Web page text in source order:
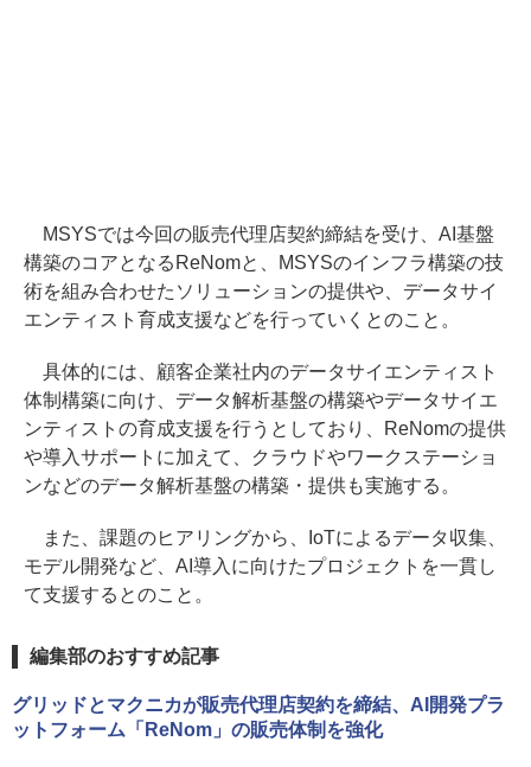
MSYSでは今回の販売代理店契約締結を受け、AI基盤
構築のコアとなるReNomと、MSYSのインフラ構築の技
術を組み合わせたソリューションの提供や、データサイ
エンティスト育成支援などを行っていくとのこと。
具体的には、顧客企業社内のデータサイエンティスト
体制構築に向け、データ解析基盤の構築やデータサイエ
ンティストの育成支援を行うとしており、ReNomの提供
や導入サポートに加えて、クラウドやワークステーショ
ンなどのデータ解析基盤の構築・提供も実施する。
また、課題のヒアリングから、IoTによるデータ収集、
モデル開発など、AI導入に向けたプロジェクトを一貫し
て支援するとのこと。
編集部のおすすめ記事
グリッドとマクニカが販売代理店契約を締結、AI開発プラ
ットフォーム「ReNom」の販売体制を強化